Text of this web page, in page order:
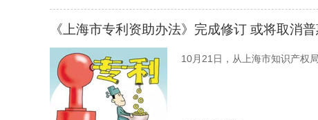
《上海市专利资助办法》完成修订 或将取消
10月21日，从上海市知识产权